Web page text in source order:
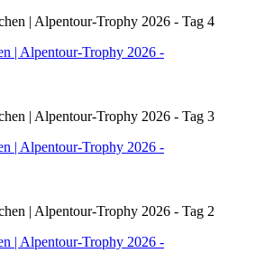
| Alpentour-Trophy 2026 -
| Alpentour-Trophy 2026 -
| Alpentour-Trophy 2026 -